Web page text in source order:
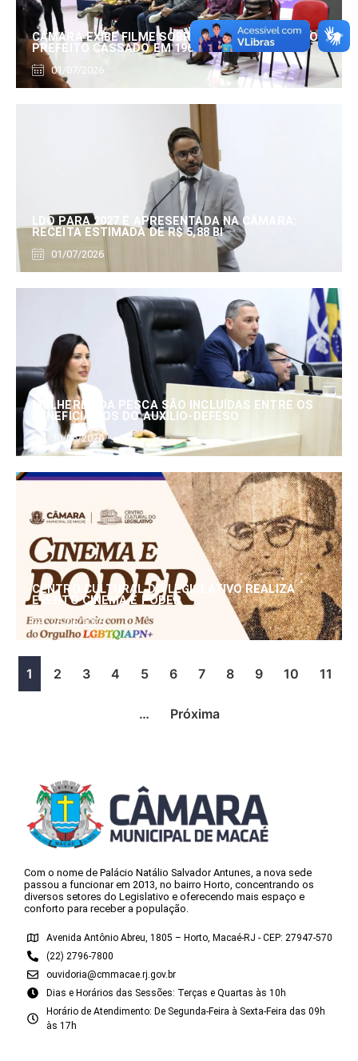
CÂMARA EXIBE FILME SOBRE EDUARDO SERRANO,
PREFEITO CASSADO EM 1960
01/07/2026
LDO PARA 2027 É APRESENTADA NA CÂMARA:
RECEITA ESTIMADA DE R$ 5,88 BI
01/07/2026
MULHERES DA PESCA SÃO INCLUÍDAS ENTRE OS
BENEFICIÁRIOS DO AUXÍLIO-DEFESO
30/06/2026
CENTRO CULTURAL DO LEGISLATIVO REALIZA
EVENTO CINEMA E PODER
25/06/2026
1 2 3 4 5 6 7 8 9 10 11
… Próxima
Com o nome de Palácio Natálio Salvador Antunes, a nova sede
passou a funcionar em 2013, no bairro Horto, concentrando os
diversos setores do Legislativo e oferecendo mais espaço e
conforto para receber a população.
Avenida Antônio Abreu, 1805 – Horto, Macaé-RJ - CEP: 27947-570
(22) 2796-7800
ouvidoria@cmmacae.rj.gov.br
Dias e Horários das Sessões: Terças e Quartas às 10h
Horário de Atendimento: De Segunda-Feira à Sexta-Feira das 09h
às 17h